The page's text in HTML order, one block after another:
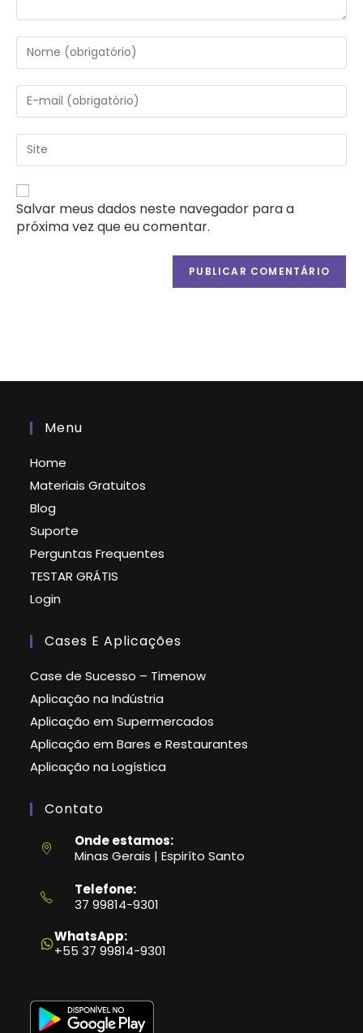
Digite
seu
nome
ou
nome
de
usuário
para
comentar
Digite
seu
endereço
de
e-
mail
para
comentar
Digite
URL
do
seu
site
(opcional)
Salvar meus dados neste navegador para a
próxima vez que eu comentar.
Menu
Home
Materiais Gratuitos
Blog
Suporte
Perguntas Frequentes
TESTAR GRÁTIS
Login
Cases E Aplicações
Case de Sucesso – Timenow
Aplicação na Indústria
Aplicação em Supermercados
Aplicação em Bares e Restaurantes
Aplicação na Logística
Contato
Onde estamos:
Minas Gerais | Espiríto Santo
Telefone:
37 99814-9301
em
seu
aplicativo
WhatsApp:
+55 37 99814-9301